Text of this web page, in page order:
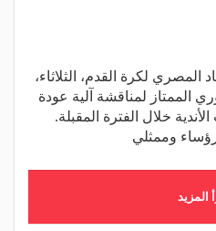
المصري لكرة القدم، الثلاثاء،
الممتاز لمناقشة آلية عودة
خلال الفترة المقبلة.
وممثلي
المزيد